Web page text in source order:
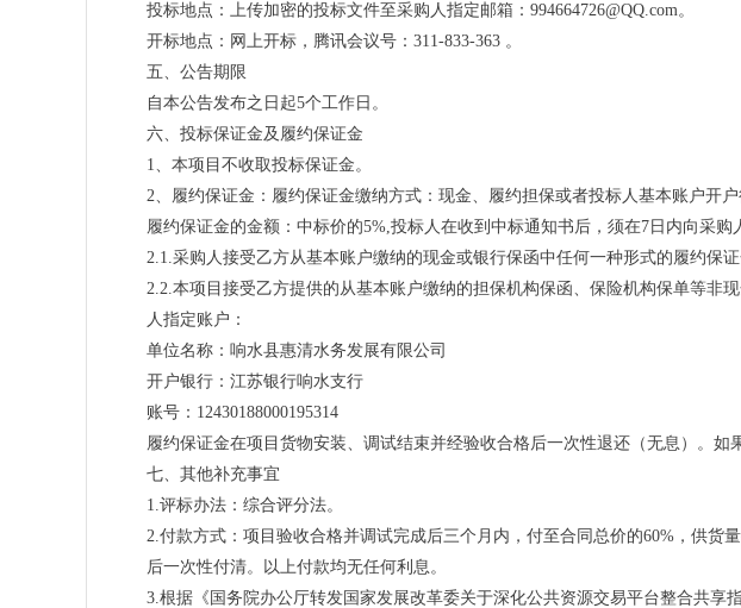
投标地点：上传加密的投标文件至采购人指定邮箱：994664726@QQ.com。
开标地点：网上开标，腾讯会议号：311-833-363 。
五、公告期限
自本公告发布之日起5个工作日。
六、投标保证金及履约保证金
1、本项目不收取投标保证金。
2、履约保证金：履约保证金缴纳方式：现金、履约担保或者投标人基本账户开
履约保证金的金额：中标价的5%,投标人在收到中标通知书后，须在7日内向采
2.1.采购人接受乙方从基本账户缴纳的现金或银行保函中任何一种形式的履约保
2.2.本项目接受乙方提供的从基本账户缴纳的担保机构保函、保险机构保单等非
人指定账户：
单位名称：响水县惠清水务发展有限公司
开户银行：江苏银行响水支行
账号：12430188000195314
履约保证金在项目货物安装、调试结束并经验收合格后一次性退还（无息）。
七、其他补充事宜
1.评标办法：综合评分法。
2.付款方式：项目验收合格并调试完成后三个月内，付至合同总价的60%，供货
后一次性付清。以上付款均无任何利息。
3.根据《国务院办公厅转发国家发展改革委关于深化公共资源交易平台整合共